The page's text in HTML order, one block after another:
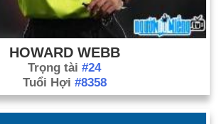
HOWARD WEBB
Trọng tài #24
Tuổi Hợi #8358